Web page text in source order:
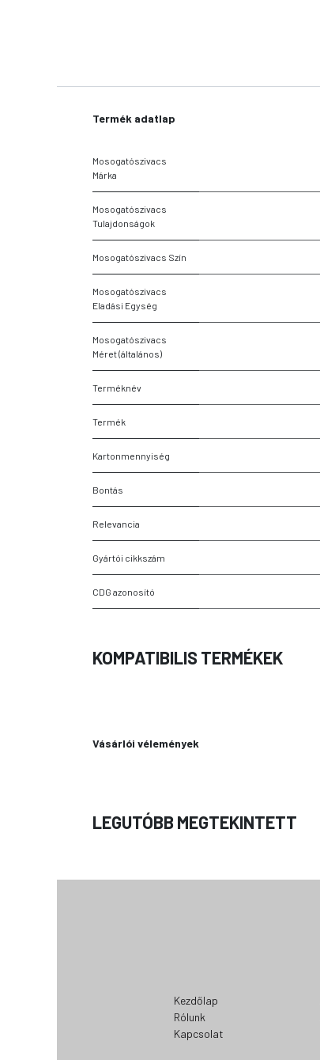
Termék adatlap
Mosogatószivacs
Márka
Mosogatószivacs
Tulajdonságok
Mosogatószivacs Szín
Mosogatószivacs
Eladási Egység
Mosogatószivacs
Méret (általános)
Terméknév
Termék
Kartonmennyiség
Bontás
Relevancia
Gyártói cikkszám
CDG azonosító
KOMPATIBILIS TERMÉKEK
Vásárlói vélemények
LEGUTÓBB MEGTEKINTETT
Kezdőlap
Rólunk
Kapcsolat